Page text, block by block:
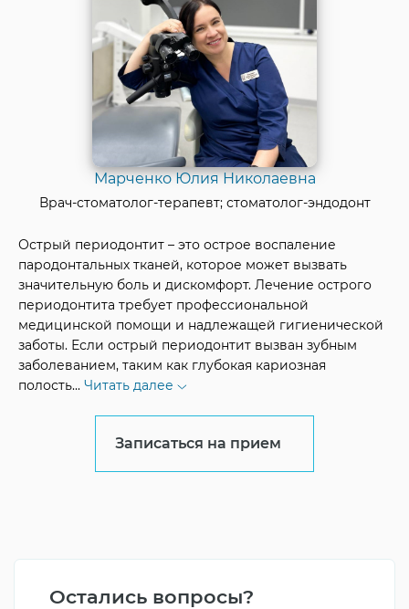
Марченко Юлия Николаевна
Врач-стоматолог-терапевт; стоматолог-эндодонт
Острый периодонтит – это острое воспаление
пародонтальных тканей, которое может вызвать
значительную боль и дискомфорт. Лечение острого
периодонтита требует профессиональной
медицинской помощи и надлежащей гигиенической
заботы. Если острый периодонтит вызван зубным
заболеванием, таким как глубокая кариозная
полость... Читать далее
Записаться на прием
Остались вопросы?